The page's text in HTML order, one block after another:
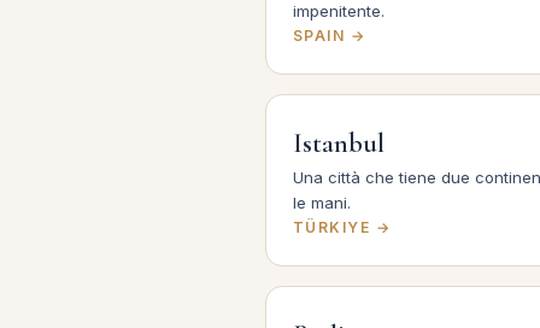
impenitente.
SPAIN →
Istanbul
Una città che tiene due
le mani.
TÜRKIYE →